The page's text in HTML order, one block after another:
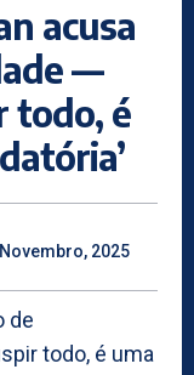
acusa
—
todo, é
2025
de
todo, é uma